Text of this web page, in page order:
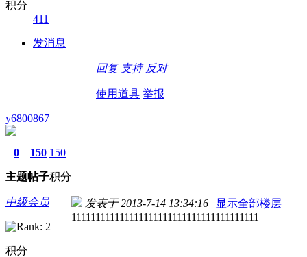
积分
411
发消息
回复 支持 反对
使用道具 举报
y6800867
0
主题
150
帖子
150
积分
中级会员
积分
发表于 2013-7-14 13:34:16 | 显示全部楼层
111111111111111111111111111111111111111